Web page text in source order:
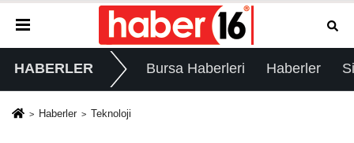
HABERLER Bursa Haberleri Haberler
Haberler Teknoloji